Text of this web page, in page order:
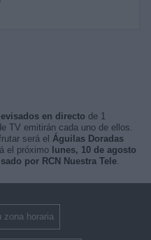
en directo de 1
TV emitirán cada uno de ellos.
será el Águilas Doradas
el próximo
lunes, 10 de agosto
por RCN Nuestra Tele.
zona horaria